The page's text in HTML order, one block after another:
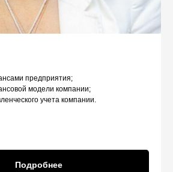
предприятия;
модели компании;
учета компании.
Подробнее